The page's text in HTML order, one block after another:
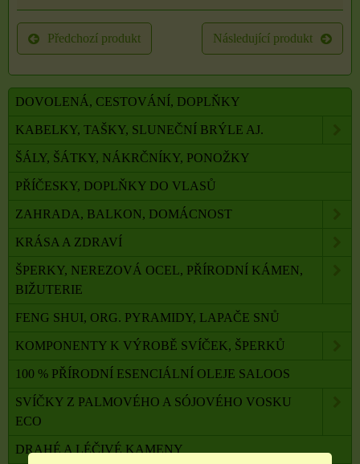
Předchozí produkt Následující produkt
DOVOLENÁ, CESTOVÁNÍ, DOPLŇKY
KABELKY, TAŠKY, SLUNEČNÍ BRÝLE AJ.
ŠÁLY, ŠÁTKY, NÁKRČNÍKY, PONOŽKY
PŘÍČESKY, DOPLŇKY DO VLASŮ
ZAHRADA, BALKON, DOMÁCNOST
KRÁSA A ZDRAVÍ
ŠPERKY, NEREZOVÁ OCEL, PŘÍRODNÍ KÁMEN,
BIŽUTERIE
FENG SHUI, ORG. PYRAMIDY, LAPAČE SNŮ
KOMPONENTY K VÝROBĚ SVÍČEK, ŠPERKŮ
100 % PŘÍRODNÍ ESENCIÁLNÍ OLEJE SALOOS
SVÍČKY Z PALMOVÉHO A SÓJOVÉHO VOSKU
ECO
DRAHÉ A LÉČIVÉ KAMENY